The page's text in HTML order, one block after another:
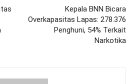
Kepala BNN Bicara
Overkapasitas Lapas: 278.376
Penghuni, 54% Terkait
Narkotika